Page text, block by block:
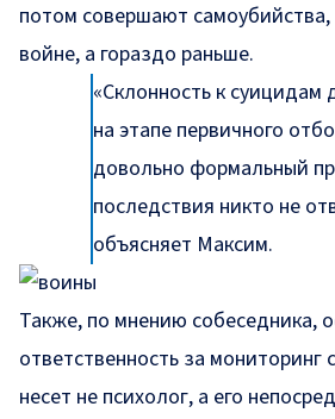
потом совершают
войне, а гораздо раньше.
«Склонность к
на этапе первичного
довольно формальный
последствия никто не
объясняет Максим.
Также, по мнению собеседника,
ответственность за мониторинг
несет не психолог, а его